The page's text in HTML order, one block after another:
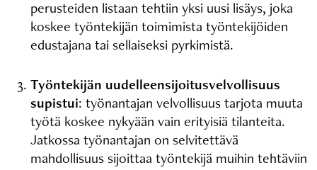
perusteiden listaan tehtiin yksi uusi lisäys, joka
koskee työntekijän toimimista työntekijöiden
edustajana tai sellaiseksi pyrkimistä.
Työntekijän uudelleensijoitusvelvollisuus
supistui: työnantajan velvollisuus tarjota muuta
työtä koskee nykyään vain erityisiä tilanteita.
Jatkossa työnantajan on selvitettävä
mahdollisuus sijoittaa työntekijä muihin tehtäviin